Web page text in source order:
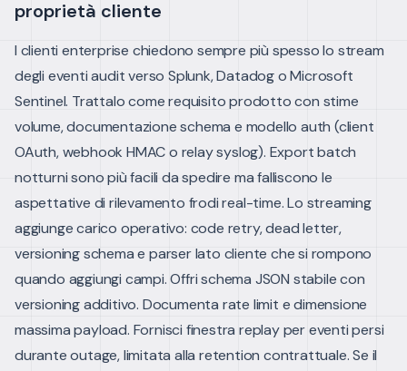
proprietà cliente
I clienti enterprise chiedono sempre più spesso lo stream
degli eventi audit verso Splunk, Datadog o Microsoft
Sentinel. Trattalo come requisito prodotto con stime
volume, documentazione schema e modello auth (client
OAuth, webhook HMAC o relay syslog). Export batch
notturni sono più facili da spedire ma falliscono le
aspettative di rilevamento frodi real-time. Lo streaming
aggiunge carico operativo: code retry, dead letter,
versioning schema e parser lato cliente che si rompono
quando aggiungi campi.Offri schema JSON stabile con
versioning additivo. Documenta rate limit e dimensione
massima payload. Fornisci finestra replay per eventi persi
durante outage, limitata alla retention contrattuale.Se il